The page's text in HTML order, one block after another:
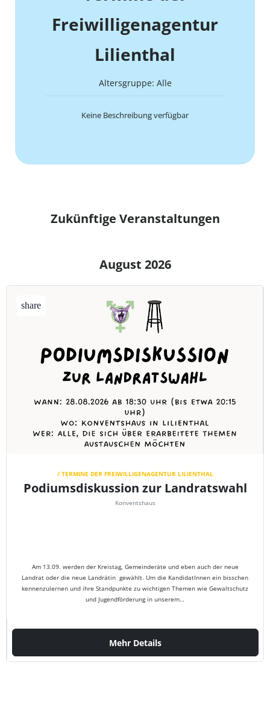
Freiwilligenagentur
Lilienthal
Altersgruppe: Alle
Keine Beschreibung verfügbar
Zukünftige Veranstaltungen
August 2026
share
/ TERMINE DER FREIWILLIGENAGENTUR LILIENTHAL
Podiumsdiskussion zur Landratswahl
Konventshaus
Am 13.09. werden der Kreistag, Gemeinderäte und eben auch der neue
Landrat oder die neue Landrätin gewählt. Um die KandidatInnen ein bisschen
kennenzulernen und ihre Standpunkte zu wichtigen Themen wie Gewaltschutz
und Jugendförderung in unserem…
Fr., 28/08/2026,
Mehr Details